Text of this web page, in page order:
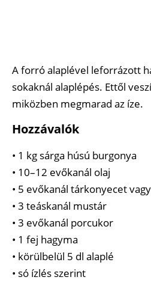
A forró alaplével leforrázott
sokaknál alaplépés. Ettől
miközben megmarad az íze.
Hozzávalók
• 1 kg sárga húsú burgonya
• 10–12 evőkanál olaj
• 5 evőkanál tárkonyecet
• 3 teáskanál mustár
• 3 evőkanál porcukor
• 1 fej hagyma
• körülbelül 5 dl alaplé
• só ízlés szerint